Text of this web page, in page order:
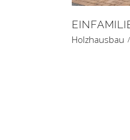
Holzhausbau